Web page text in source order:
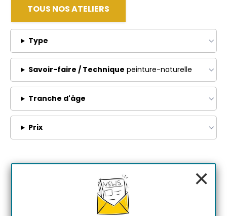
TOUS NOS ATELIERS
Type
Savoir-faire / Technique peinture-naturelle
Tranche d'âge
Prix
×